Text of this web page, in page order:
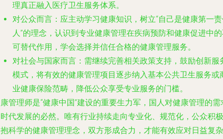
理真正融入医疗卫生服务体系。
对公众而言 ：应主动学习健康知识，树立“自己是健康第一
人”的理念，认识到专业健康管理在疾病预防和健康促进中
可替代作用，学会选择并信任合格的健康管理服务。
对社会与国家而言 ：需继续完善相关政策支持，鼓励创新服
模式，将有效的健康管理项目逐步纳入基本公共卫生服务或
业健康保险范畴，降低公众享受专业服务的门槛。
管理师是“健康中国”建设的重要生力军，国人对健康管理的需
代发展的必然。唯有行业持续走向专业化、规范化，公众积极
科学的健康管理理念，双方形成合力，才能有效应对日益复杂